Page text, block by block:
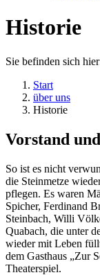
Historie
Sie befinden sich
Start
über uns
Historie
Vorstand
So ist es nicht
die Steinmetze
pflegen. Es waren
Spicher, Ferdinand
Steinbach, Willi
Quabach, die unter
wieder mit Leben
dem Gasthaus „Zur
Theaterspiel.